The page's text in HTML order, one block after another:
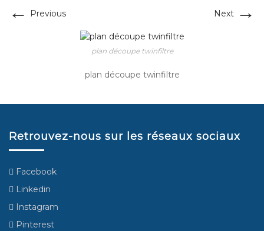
← Previous Next →
plan découpe twinfiltre
plan découpe twinfiltre
Retrouvez-nous sur les réseaux sociaux
Facebook
Linkedin
Instagram
Pinterest